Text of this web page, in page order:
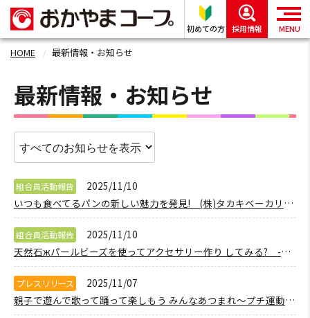
初めての方 採用情報 MENU
HOME 最新情報・お知らせ
最新情報・お知らせ
組合員活動報告
2025/11/10
いつも食べてるパンの新しい魅力を発見! (株)タカキベーカリー商品セミナー 【岡山西エリア吉備コープ委員会】
組合員活動報告
2025/11/10
天然石жパールビーズを使ってアクセサリー作り してみる? -ピンとくる天然石を選んでオリジナル作品を作ろう- 【岡山東エリア宇野東コープ委員会】
プレスリリース
2025/11/07
親子で遊んで歌って踊って楽しもう みんなあつまれ～プチ運動会！